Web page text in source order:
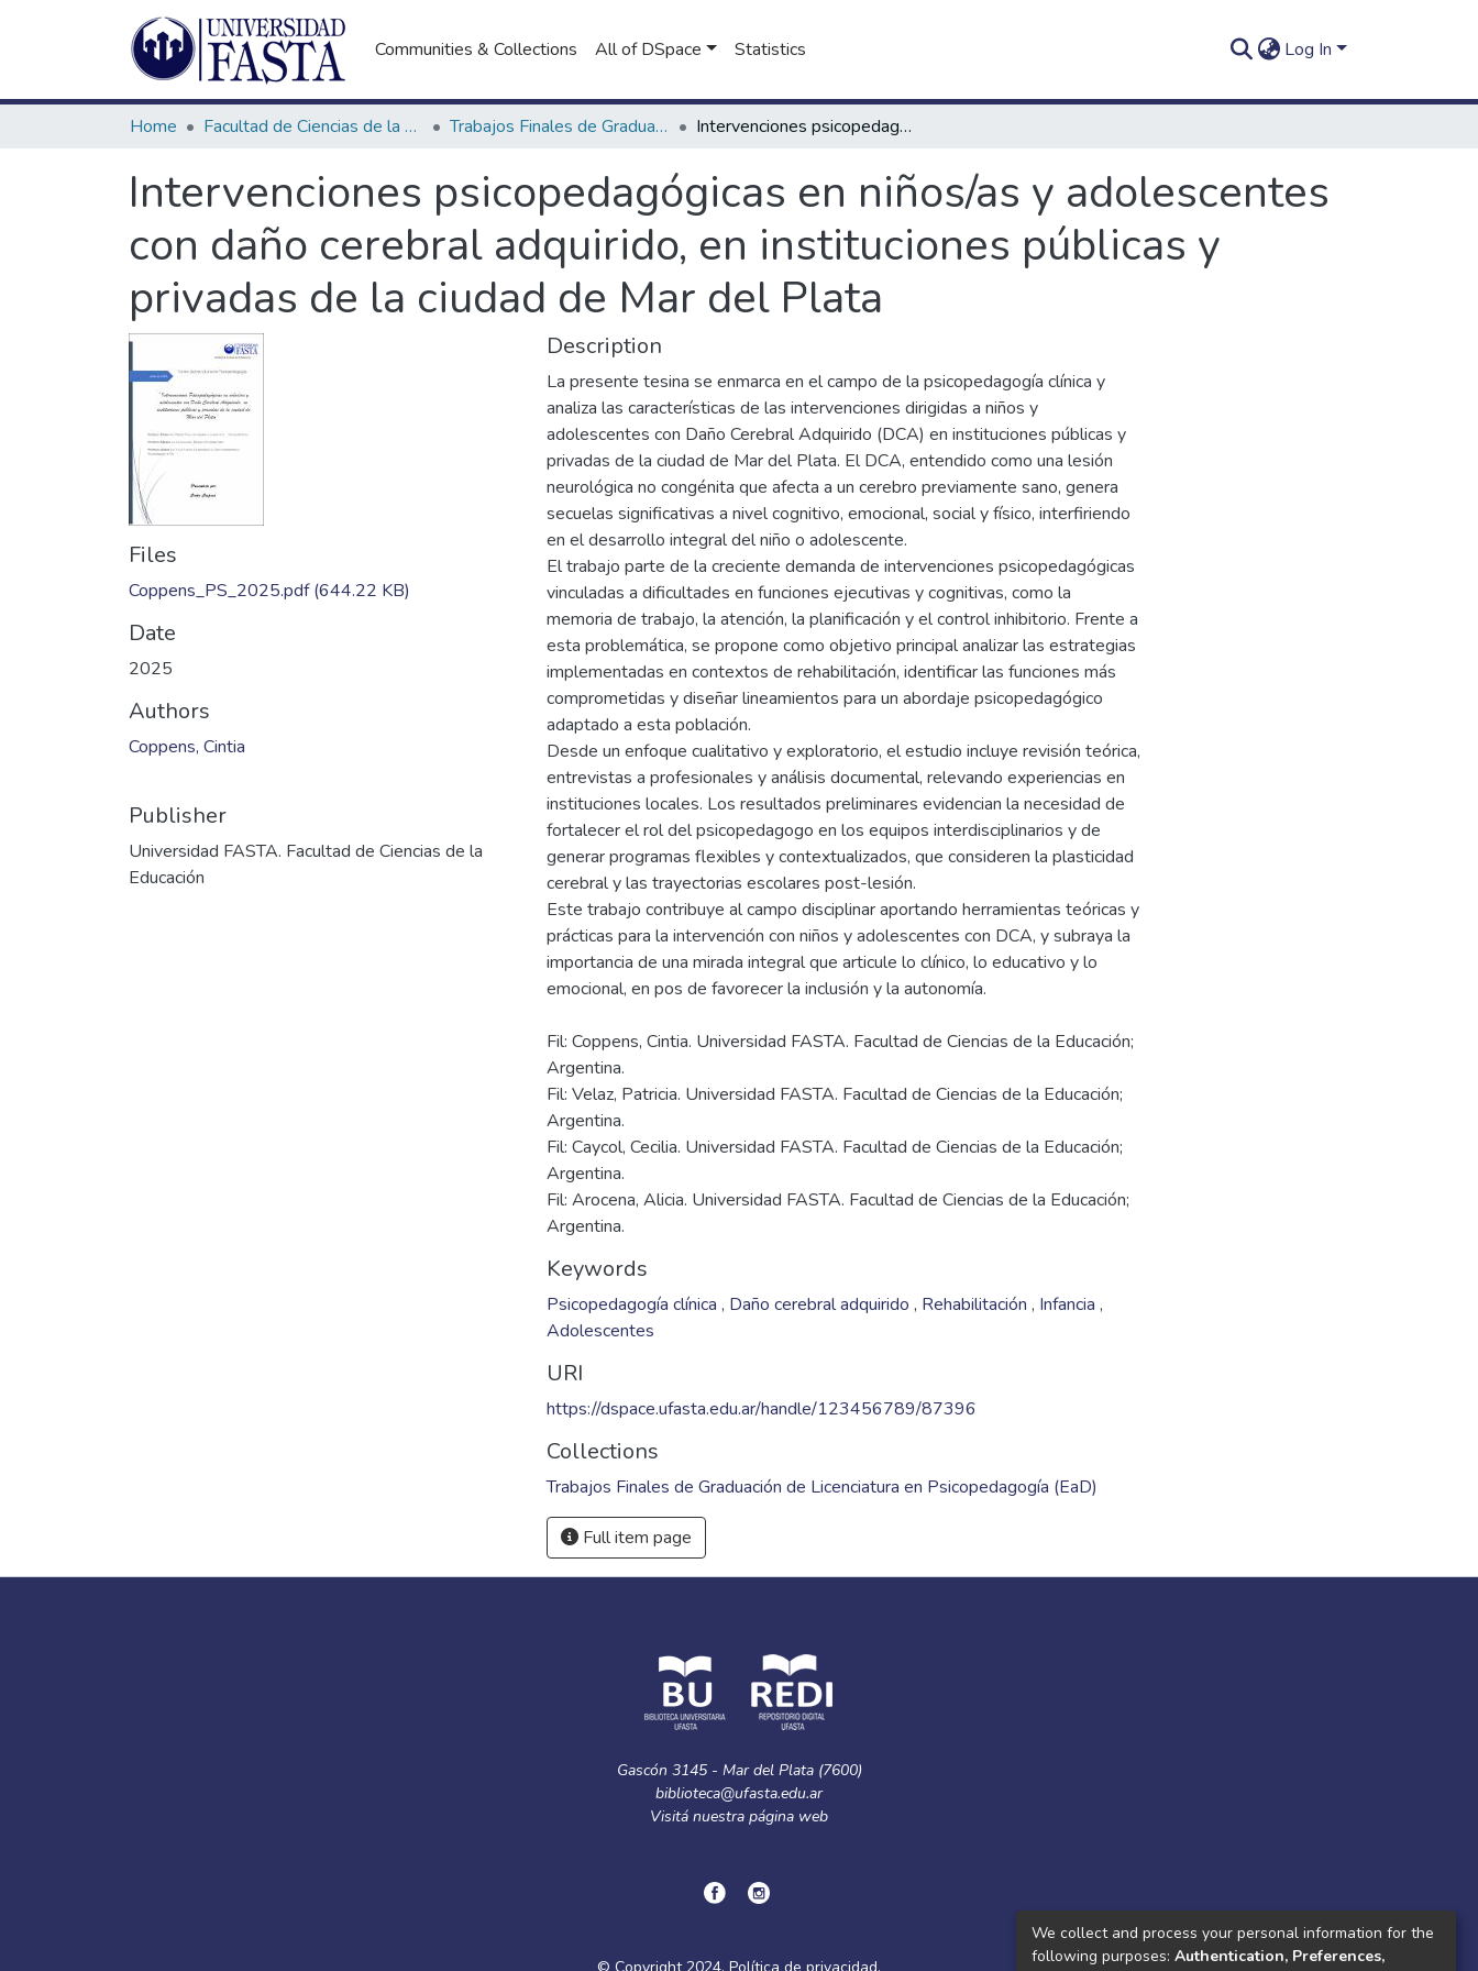
Communities & Collections All of DSpace Statistics Log In
Home Facultad de Ciencias de la Educación Trabajos Finales de Graduación de Licenciatura en Psicopedagogía (EaD) Intervenciones psicopedagógicas en niños/as y adolescentes con daño cerebral adquirido, en instituciones públicas y privadas de la ciudad de Mar del Plata
Intervenciones psicopedagógicas en niños/as y adolescentes
con daño cerebral adquirido, en instituciones públicas y
privadas de la ciudad de Mar del Plata
Files
Coppens_PS_2025.pdf(644.22 KB)
Date
2025
Authors
Coppens, Cintia
Publisher
Universidad FASTA. Facultad de Ciencias de la
Educación
Description
La presente tesina se enmarca en el campo de la psicopedagogía clínica y
analiza las características de las intervenciones dirigidas a niños y
adolescentes con Daño Cerebral Adquirido (DCA) en instituciones públicas y
privadas de la ciudad de Mar del Plata. El DCA, entendido como una lesión
neurológica no congénita que afecta a un cerebro previamente sano, genera
secuelas significativas a nivel cognitivo, emocional, social y físico, interfiriendo
en el desarrollo integral del niño o adolescente.
El trabajo parte de la creciente demanda de intervenciones psicopedagógicas
vinculadas a dificultades en funciones ejecutivas y cognitivas, como la
memoria de trabajo, la atención, la planificación y el control inhibitorio. Frente a
esta problemática, se propone como objetivo principal analizar las estrategias
implementadas en contextos de rehabilitación, identificar las funciones más
comprometidas y diseñar lineamientos para un abordaje psicopedagógico
adaptado a esta población.
Desde un enfoque cualitativo y exploratorio, el estudio incluye revisión teórica,
entrevistas a profesionales y análisis documental, relevando experiencias en
instituciones locales. Los resultados preliminares evidencian la necesidad de
fortalecer el rol del psicopedagogo en los equipos interdisciplinarios y de
generar programas flexibles y contextualizados, que consideren la plasticidad
cerebral y las trayectorias escolares post-lesión.
Este trabajo contribuye al campo disciplinar aportando herramientas teóricas y
prácticas para la intervención con niños y adolescentes con DCA, y subraya la
importancia de una mirada integral que articule lo clínico, lo educativo y lo
Fil: Coppens, Cintia. Universidad FASTA. Facultad de Ciencias de la Educación;
Argentina.
Fil: Velaz, Patricia. Universidad FASTA. Facultad de Ciencias de la Educación;
Argentina.
Fil: Caycol, Cecilia. Universidad FASTA. Facultad de Ciencias de la Educación;
Argentina.
Fil: Arocena, Alicia. Universidad FASTA. Facultad de Ciencias de la Educación;
Argentina.
Keywords
Psicopedagogía clínica , Daño cerebral adquirido , Rehabilitación , Infancia ,
Adolescentes
URI
https://dspace.ufasta.edu.ar/handle/123456789/87396
Collections
Trabajos Finales de Graduación de Licenciatura en Psicopedagogía (EaD)
Full item page
Gascón 3145 - Mar del Plata (7600)
biblioteca@ufasta.edu.ar
Visitá nuestra página web
We collect and process your personal information for the
following purposes: Authentication, Preferences,